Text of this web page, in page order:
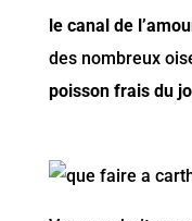
le canal de
des nombreux
poisson frais du